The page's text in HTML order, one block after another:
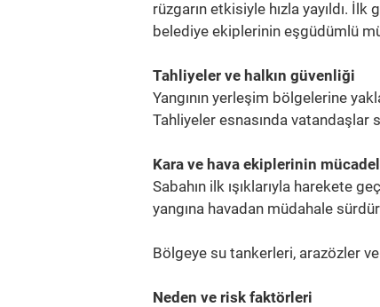
rüzgarın etkisiyle hızla yayıldı.
belediye ekiplerinin eşgüdümlü
Tahliyeler ve halkın güvenliği
Yangının yerleşim bölgelerine
Tahliyeler esnasında vatandaşlar
Kara ve hava ekiplerinin
Sabahın ilk ışıklarıyla harekete
yangına havadan müdahale
Bölgeye su tankerleri, arazözler
Neden ve risk faktörleri